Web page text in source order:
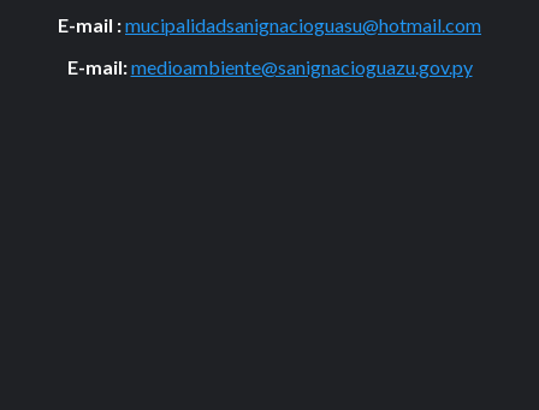
E-mail :mucipalidadsanignacioguasu@hotmail.com
E-mail:medioambiente@sanignacioguazu.gov.py